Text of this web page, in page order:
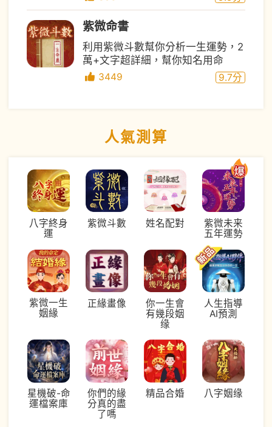
紫微命書
利用紫微斗數幫你分析一生運勢，2
萬+文字超詳細，幫你知名用命
3449 9.7分
人氣測算
八字終身
運
紫微斗數 姓名配對
紫微未来
五年運勢
紫微一生
姻緣
正緣畫像
你一生會
有幾段姻
缘
人生指導
AI預測
星機破-命
運檔案庫
你們的緣
分真的盡
了嗎
精品合婚 八字姻缘